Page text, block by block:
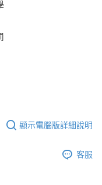
顯示電腦版詳細說明
客服